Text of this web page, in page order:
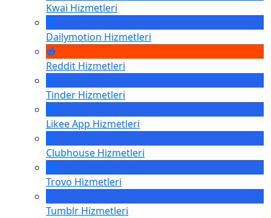
Kwai Hizmetleri
Dailymotion Hizmetleri
Reddit Hizmetleri
Tinder Hizmetleri
Likee App Hizmetleri
Clubhouse Hizmetleri
Trovo Hizmetleri
Tumblr Hizmetleri